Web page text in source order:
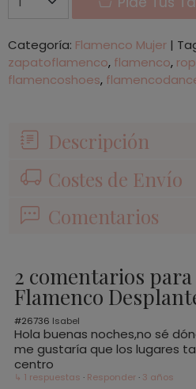
Categoría: Flamenco Mujer |
zapatoflamenco flamenco
flamencoshoes
Descripción
Costes de Envío
Comentarios
2 comentarios para "Calzado
Flamenco
#26736 Isabel
Hola buenas noches,no sé
me gustaría que los lugares
centro
↳ 1 respuestas · Responder· 3 años